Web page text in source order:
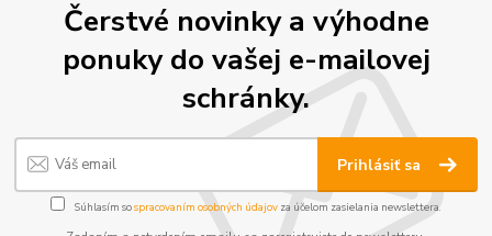
Čerstvé novinky a výhodne
ponuky do vašej e-mailovej
schránky.
Prihlásiť sa
Súhlasím sospracovaním osobných údajov za účelom zasielania newslettera.